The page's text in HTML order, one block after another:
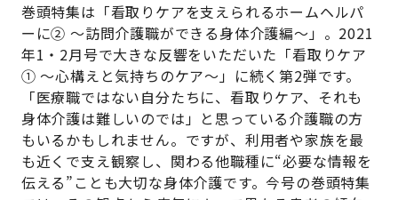
巻頭特集は「看取りケアを支えられるホームヘルパ
ーに② ～訪問介護職ができる身体介護編～」。2021
年1・2月号で大きな反響をいただいた「看取りケア
① ～心構えと気持ちのケア～」に続く第2弾です。
「医療職ではない自分たちに、看取りケア、それも
身体介護は難しいのでは」と思っている介護職の方
もいるかもしれません。ですが、利用者や家族を最
も近くで支え観察し、関わる他職種に“必要な情報を
伝える”ことも大切な身体介護です。今号の巻頭特集